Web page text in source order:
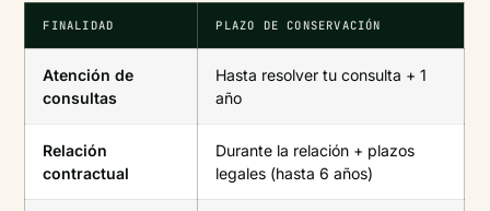
FINALIDAD PLAZO DE CONSERVACIÓN
Atención de
consultas
Hasta resolver tu consulta + 1
año
Relación
contractual
Durante la relación + plazos
legales (hasta 6 años)